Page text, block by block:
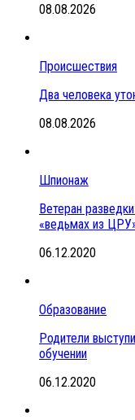
08.08.2026
Происшествия
Два человека
08.08.2026
Шпионаж
Ветеран
«ведьмах из
06.12.2020
Образование
Родители
обучении
06.12.2020